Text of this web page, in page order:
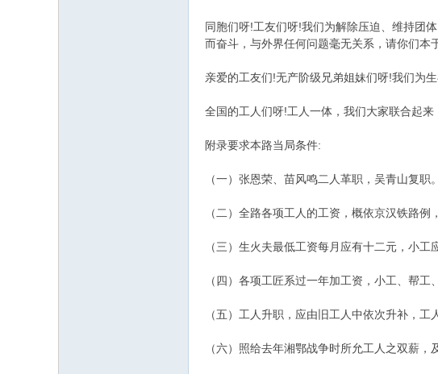
同胞们呀!工友们呀!我们为解除压迫、维持团
而奋斗，与外界任何问题毫无关系，请你们本
亲爱的工友们!无产阶级兄弟姐妹们呀!我们为
全国的工人们呀!工人一体，我们大家联合起
附录要求本路当局条件:
（一）张恩荣、苗风鸣二人革职，吴青山复职。
（二）全路各项工人的工资，概依京汉铁路
（三）生火夫最低工资每月应有十二元，小工
（四）各项工匠系过一年加工资，小工、帮
（五）工人升职，应由旧工人中依次升补，
（六）照给去年湘鄂战争时所允工人之双薪，